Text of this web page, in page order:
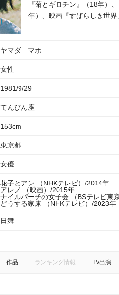
『菊とギロチン』（18年）
年）、映画『すばらしき世界
ヤマダ マホ
女性
1981/9/29
てんびん座
153cm
東京都
女優
花子とアン （NHKテレビ）/2014年
アレノ （映画）/2015年
ナイルパーチの女子会 （BSテレビ東
どうする家康 （NHKテレビ）/2023年
日舞
作品 ランキング情報 TV出演